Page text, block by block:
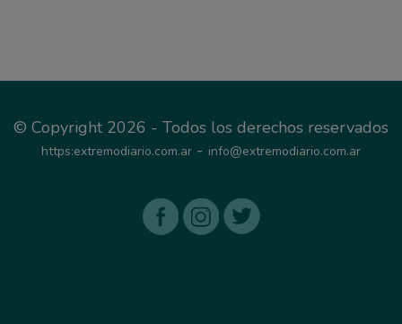
© Copyright 2026 - Todos los derechos reservados
https:extremodiario.com.ar - info@extremodiario.com.ar